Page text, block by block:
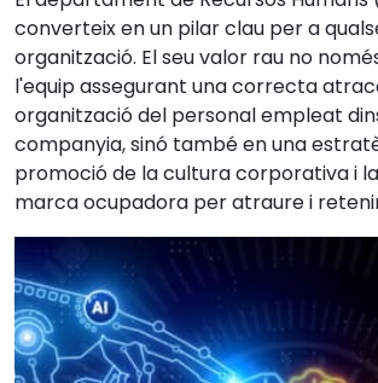
converteix en un pilar clau per a
organització. El seu valor rau no
l'equip assegurant una correcta
organització del personal empleat
companyia, sinó també en una
promoció de la cultura corporativa i
marca ocupadora per atraure i